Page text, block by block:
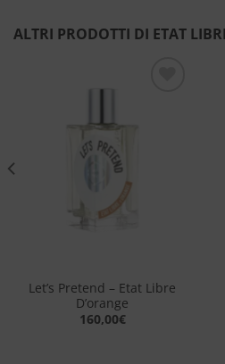
ALTRI PRODOTTI DI ETAT
Let’s Pretend – Etat Libre
D’orange
160,00€